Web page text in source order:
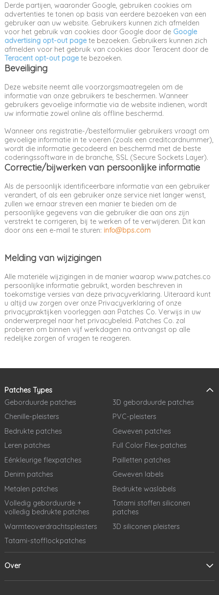
Derde partijen, waaronder Google, gebruiken cookies om
advertenties te tonen op basis van eerdere bezoeken van een
gebruiker aan uw website. Gebruikers kunnen zich afmelden
voor het gebruik van cookies door Google door de Google
advertising opt-out pagete bezoeken. Gebruikers kunnen zich
afmelden voor het gebruik van cookies door Teracent door de
Teracent opt-out pagete bezoeken.
Beveiliging
Deze website neemt alle voorzorgsmaatregelen om de
informatie van onze gebruikers te beschermen. Wanneer
gebruikers gevoelige informatie via de website indienen, wordt
uw informatie zowel online als offline beschermd.
Wanneer ons registratie-/bestelformulier gebruikers vraagt om
gevoelige informatie in te voeren (zoals een creditcardnummer),
wordt die informatie gecodeerd en beschermd met de beste
coderingssoftware in de branche, SSL (Secure Sockets Layer).
Correctie/bijwerken van persoonlijke informatie
Als de persoonlijk identificeerbare informatie van een gebruiker
verandert, of als een gebruiker onze service niet langer wenst,
zullen we ernaar streven een manier te bieden om de
persoonlijke gegevens van die gebruiker die aan ons zijn
verstrekt te corrigeren, bij te werken of te verwijderen. Dit kan
door ons een e-mail te sturen: info@bps.com
Melding van wijzigingen
Alle materiële wijzigingen in de manier waarop www.patches.co
persoonlijke informatie gebruikt, worden beschreven in
toekomstige versies van deze privacyverklaring. Uiteraard kunt
u altijd uw zorgen over onze Privacyverklaring of onze
privacypraktijken voorleggen aan Patches Co. Verwijs in uw
onderwerpregel naar het privacybeleid. Patches Co. zal
proberen om binnen vijf werkdagen na ontvangst op alle
redelijke zorgen of vragen te reageren.
Patches Types
Geborduurde patches
3D geborduurde patches
Chenille-pleisters
PVC-pleisters
Bedrukte patches
Geweven patches
Leren patches
Full Color Flex-patches
Eénkleurige flexpatches
Pailletten patches
Denim patches
Geweven labels
Metalen patches
Bedrukte waslabels
Volledig geborduurde +
volledig bedrukte patches
Tatami stoffen siliconen
patches
Warmteoverdrachtspleisters
3D siliconen pleisters
Tatami-stofflockpatches
Over